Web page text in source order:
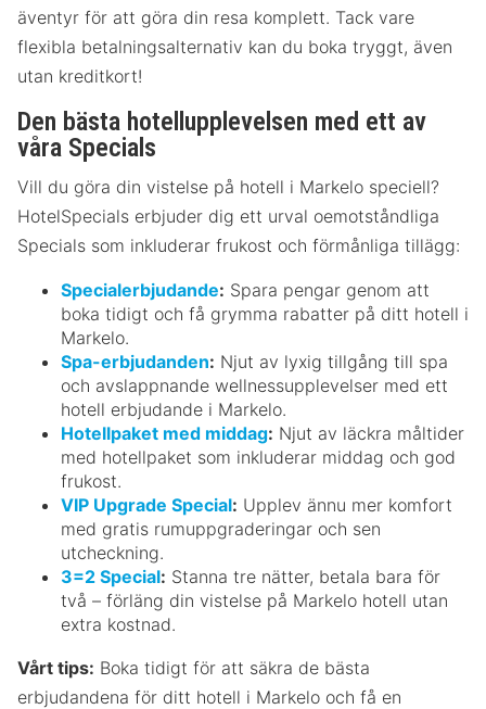
äventyr för att göra din resa komplett. Tack vare
flexibla betalningsalternativ kan du boka tryggt, även
utan kreditkort!
Den bästa hotellupplevelsen med ett av
våra Specials
Vill du göra din vistelse på hotell i Markelo speciell?
HotelSpecials erbjuder dig ett urval oemotståndliga
Specials som inkluderar frukost och förmånliga tillägg:
Specialerbjudande: Spara pengar genom att
boka tidigt och få grymma rabatter på ditt hotell i
Markelo.
Spa-erbjudanden: Njut av lyxig tillgång till spa
och avslappnande wellnessupplevelser med ett
hotell erbjudande i Markelo.
Hotellpaket med middag: Njut av läckra måltider
med hotellpaket som inkluderar middag och god
frukost.
VIP Upgrade Special: Upplev ännu mer komfort
med gratis rumuppgraderingar och sen
utcheckning.
3=2 Special: Stanna tre nätter, betala bara för
två – förläng din vistelse på Markelo hotell utan
extra kostnad.
Vårt tips: Boka tidigt för att säkra de bästa
erbjudandena för ditt hotell i Markelo och få en